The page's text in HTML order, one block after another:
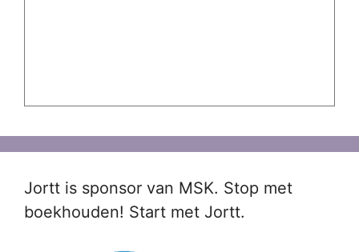
Jortt is sponsor van MSK. Stop met
boekhouden! Start met Jortt.